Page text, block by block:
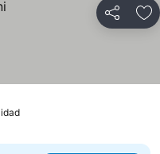
Compartir
Ver precios